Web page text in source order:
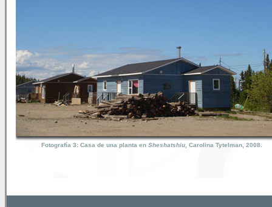
Fotografía 3: Casa de una planta en Sheshatshiu, Carolina Tytelman, 2008.